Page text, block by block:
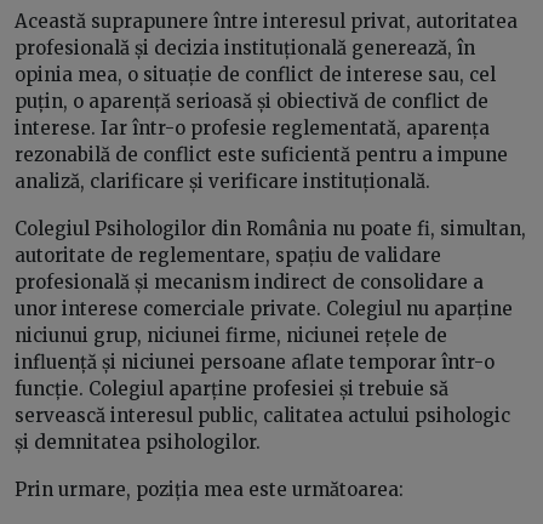
Această suprapunere între interesul privat, autoritatea
profesională și decizia instituțională generează, în
opinia mea, o situație de conflict de interese sau, cel
puțin, o aparență serioasă și obiectivă de conflict de
interese. Iar într-o profesie reglementată, aparența
rezonabilă de conflict este suficientă pentru a impune
analiză, clarificare și verificare instituțională.
Colegiul Psihologilor din România nu poate fi, simultan,
autoritate de reglementare, spațiu de validare
profesională și mecanism indirect de consolidare a
unor interese comerciale private. Colegiul nu aparține
niciunui grup, niciunei firme, niciunei rețele de
influență și niciunei persoane aflate temporar într-o
funcție. Colegiul aparține profesiei și trebuie să
servească interesul public, calitatea actului psihologic
și demnitatea psihologilor.
Prin urmare, poziția mea este următoarea: